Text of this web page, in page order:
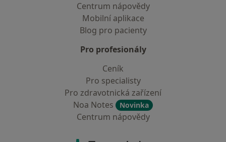
Centrum nápovědy
Mobilní aplikace
Blog pro pacienty
Pro profesionály
Ceník
Pro specialisty
Pro zdravotnická zařízení
Noa Notes
Novinka
Centrum nápovědy